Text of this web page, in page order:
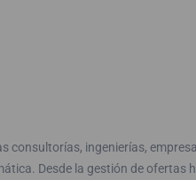
consultorías, ingenierías,
Desde la gestión de ofertas